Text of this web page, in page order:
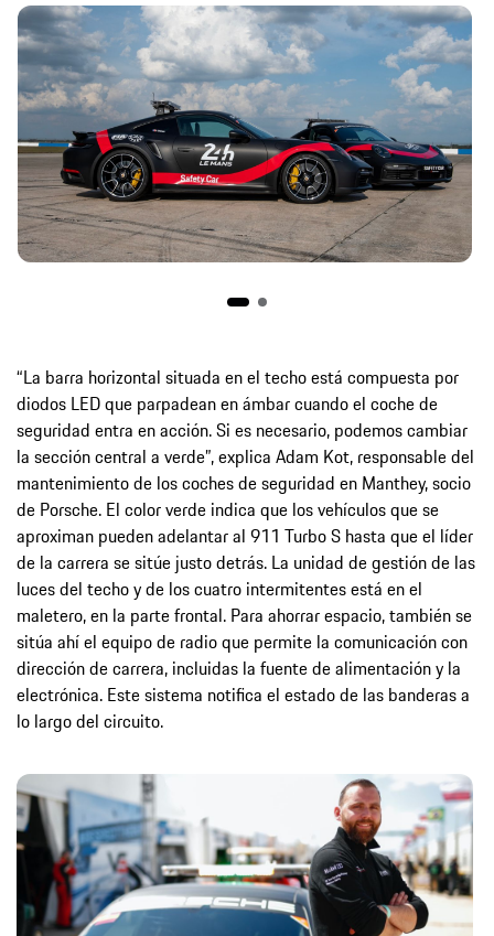
“La barra horizontal situada en el techo está compuesta por
diodos LED que parpadean en ámbar cuando el coche de
seguridad entra en acción. Si es necesario, podemos cambiar
la sección central a verde”, explica Adam Kot, responsable del
mantenimiento de los coches de seguridad en Manthey, socio
de Porsche. El color verde indica que los vehículos que se
aproximan pueden adelantar al 911 Turbo S hasta que el líder
de la carrera se sitúe justo detrás. La unidad de gestión de las
luces del techo y de los cuatro intermitentes está en el
maletero, en la parte frontal. Para ahorrar espacio, también se
sitúa ahí el equipo de radio que permite la comunicación con
dirección de carrera, incluidas la fuente de alimentación y la
electrónica. Este sistema notifica el estado de las banderas a
lo largo del circuito.